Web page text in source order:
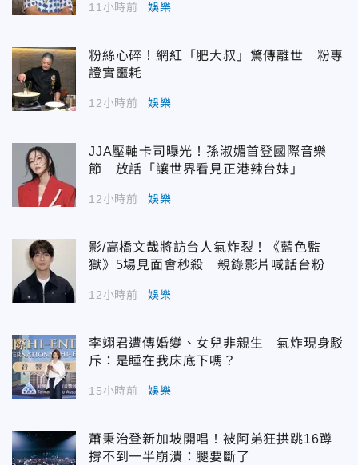
11小時前 娛樂
粉絲心碎！網紅「肥大叔」驚傳離世 粉專
證實噩耗
12小時前 娛樂
JJA壓軸卡司曝光！孫淑媚首登國際音樂
節 放話「讓世界看見正港辣台妹」
12小時前 娛樂
影/高橋文哉將訪台人氣炸裂！《藍色監
獄》5場見面會秒殺 親錄影片喊話台粉
12小時前 娛樂
李翊君遭傳婚變、女兒非親生 氣炸現身駁
斥：是睡在我床底下嗎？
15小時前 娛樂
蕭秉治登新加坡開唱！被阿弟狂拱跳16蹲
撐不到一半崩潰：腿要斷了